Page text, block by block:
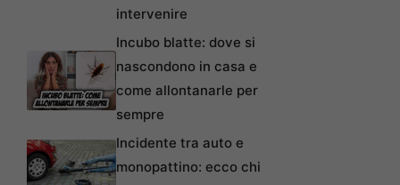
intervenire
Incubo blatte: dove si
nascondono in casa e
come allontanarle per
sempre
Incidente tra auto e
monopattino: ecco chi